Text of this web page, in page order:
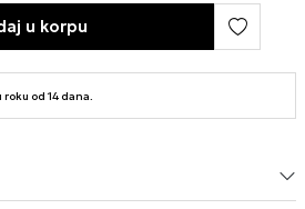
u korpu
od 14 dana.